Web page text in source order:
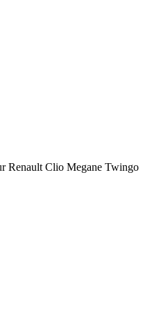
Renault Clio Megane Twingo